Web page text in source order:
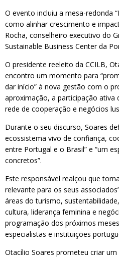
O evento incluiu a mesa-redonda
como alinhar crescimento e
Rocha, conselheiro executivo do
Sustainable Business Center da
O presidente reeleito da CCILB,
encontro um momento para
dar início” à nova gestão com o
aproximação, a participação ativa
rede de cooperação e negócios
Durante o seu discurso, Soares
ecossistema vivo de confiança,
entre Portugal e o Brasil” e “um
concretos”.
Este responsável realçou que
relevante para os seus
áreas do turismo,
cultura, liderança feminina e
programação dos próximos
especialistas e instituições
Otacílio Soares prometeu criar